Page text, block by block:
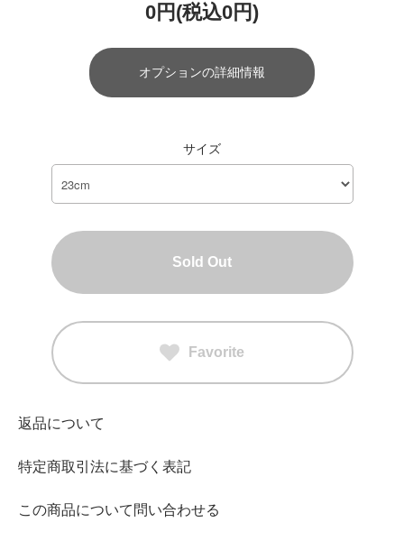
0円(税込0円)
オプションの詳細情報
サイズ
Sold Out
Favorite
返品について
特定商取引法に基づく表記
この商品について問い合わせる